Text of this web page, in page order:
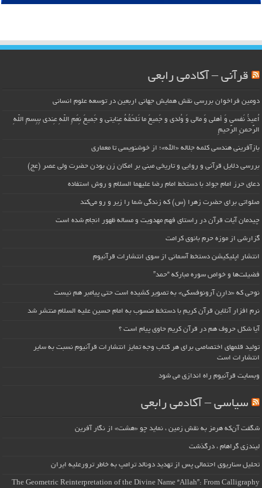
قرآنی – آکادمی رابعی
دومین فراخوان بررسی نقش همایش جهانی اربعین در توسعه علوم انسانی
اُعیذُ نَفسی وَ أهلی وَ مالی وَ وُلدی و جَمیعَ ما تَلحَقُهُ عِنایتی و جَمیعَ نِعَمِ اللّهِ عِندی بِبِسمِ اللّهِ
الرَّحمنِ الرَّحیمِ
بازآفرینی هندسی کلمه جلاله «الله»؛ از خوشنویسی تا معماری
بررسی دلایل قرآنی و روایی و تاریخی مبنی بر امکان زن بودن حضرت ولی عصر (عج)
دعای حرز امام جواد با دستخط امام رضا علیهما السلام و روش استفاده
صلواتی برای حضرت زهرا (س) که زندگی شما را زیر و رو می‌کند
چیدمان آیات قرآن در راستای فهم مهدویت و مساله ظهور انجام شده است
گزارشی از موزه حرم بانوی کرامت
انتشار اپلیکیشن دستخط آسمانی از سوی انتشارات قرآنیوم
فضیلت‌ها و خواص سوره مبارکه “حمد”
نوحی که «دارِن آرونوفسکی» به تصویر کشیده است حتی پیامبر هم نیست
نرم افزار آنلاین قرآن کریم با دستخط منسوب به امام حسین علیه السلام منتشر شد
آیا شکل حروف هم در قرآن کریم حاوی پیام است ؟
تولید قلمهای اختصاصی برای هر کتاب وجه تمایز انتشارات قرآنیوم نسبت به سایر
انتشارات است
وبسایت قرآنیوم راه اندازی می شود
سیاسی – آکادمی رابعی
شگفت آن‌که هرمز به نقش زمین ، نماید چو «هشت» از نگار آفرین
لیندزی گراهام ، درگذشت
تحلیل سناریوی احتمالی پس از تهدید دونالد ترامپ به خاطر ترورعلیه ایران
The Geometric Reinterpretation of the Divine Name “Allah”: From Calligraphy